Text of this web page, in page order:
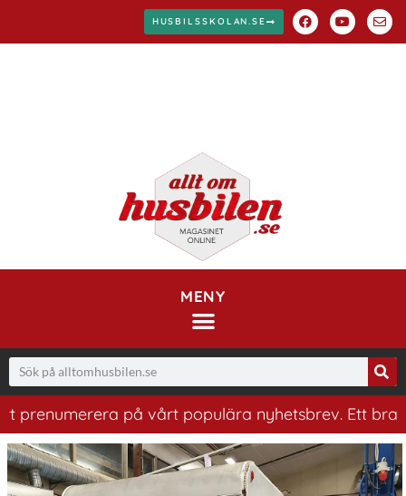
HUSBILSSKOLAN.SE
MENY
på vårt populära nyhetsbrev. Ett bra sätt